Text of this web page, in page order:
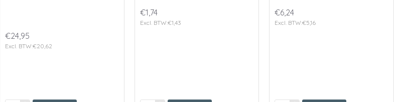
€24,95
Excl. BTW:€20,62
€1,74
Excl. BTW:€1,43
€6,24
Excl. BTW:€5,16